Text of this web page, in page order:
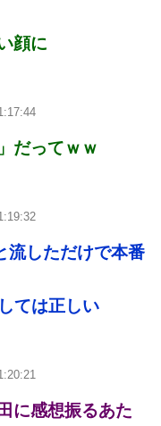
顔に
だってｗｗ
流しただけで本番
ては正しい
に感想振るあた